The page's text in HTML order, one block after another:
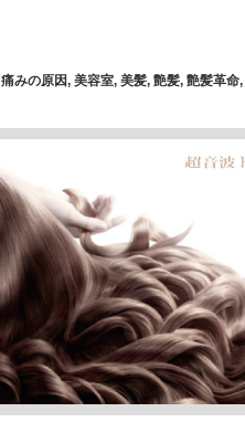
痛みの原因, 美容室, 美髪, 艶髪, 艶髪革命,